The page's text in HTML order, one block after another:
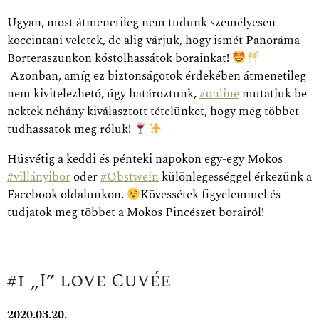
Ugyan, most átmenetileg nem tudunk személyesen
koccintani veletek, de alig várjuk, hogy ismét Panoráma
Borteraszunkon kóstolhassátok borainkat!
Azonban, amíg ez biztonságotok érdekében átmenetileg
nem kivitelezhető, úgy határoztunk,#onlinemutatjuk be
nektek néhány kiválasztott tételünket, hogy még többet
tudhassatok meg róluk!
Húsvétig a keddi és pénteki napokon egy-egy Mokos
#villányiboroder#Obstweinkülönlegességgel érkezünk a
Facebook oldalunkon.
Kövessétek figyelemmel és
tudjatok meg többet a Mokos Pincészet borairól!
#1 „I” love Cuvée
2020.03.20.